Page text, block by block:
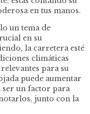
en tus manos.
un tema de
en su
la carretera esté
climáticas
para su
puede aumentar
un factor para
junto con la